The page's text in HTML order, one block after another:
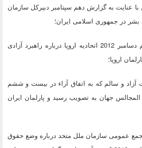
عنایت به گزارش دهم سپتامبر دبیرکل سازمان
در جمهوری اسلامی ایران؛
- با عنایت به مصوبه یازدهم دسامبر 2012 اتحادیه اروپا درباره راهبرد آزادی
اروپا؛
آزاد و سالم که به اتفاق آراء در بیست و ششم
بین المجالس جهان به تصویب رسید و پارلمان ایران
عمومی سازمان ملل متحد درباره وضع حقوق